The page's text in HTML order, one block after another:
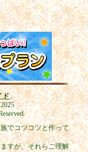
ド」
でコツコツと作って
すが、それらご理解